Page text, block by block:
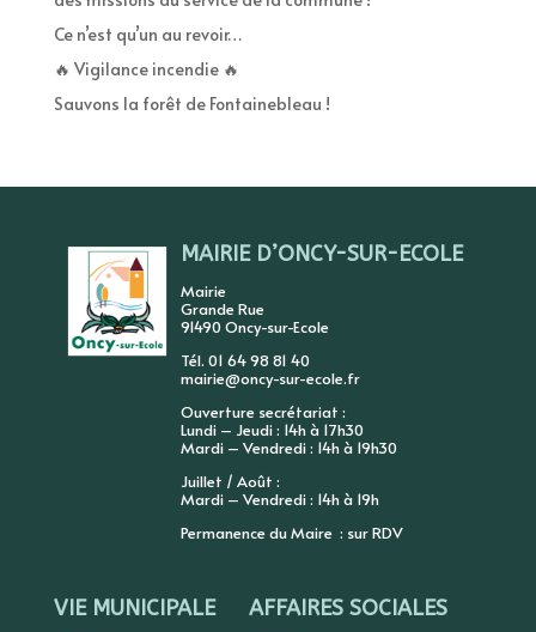
Ce n’est qu’un au revoir…
🔥 Vigilance incendie 🔥
Sauvons la forêt de Fontainebleau !
MAIRIE D’ONCY-SUR-ECOLE
Mairie
Grande Rue
91490 Oncy-sur-Ecole
Tél. 01 64 98 81 40
mairie@oncy-sur-ecole.fr
Ouverture secrétariat :
Lundi – Jeudi : 14h à 17h30
Mardi – Vendredi : 14h à 19h30
Juillet / Août :
Mardi – Vendredi : 14h à 19h
Permanence du Maire : sur RDV
VIE MUNICIPALE AFFAIRES SOCIALES